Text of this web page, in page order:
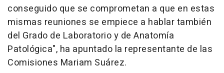
conseguido que se comprometan a que en estas
mismas reuniones se empiece a hablar también
del Grado de Laboratorio y de Anatomía
Patológica", ha apuntado la representante de las
Comisiones Mariam Suárez.